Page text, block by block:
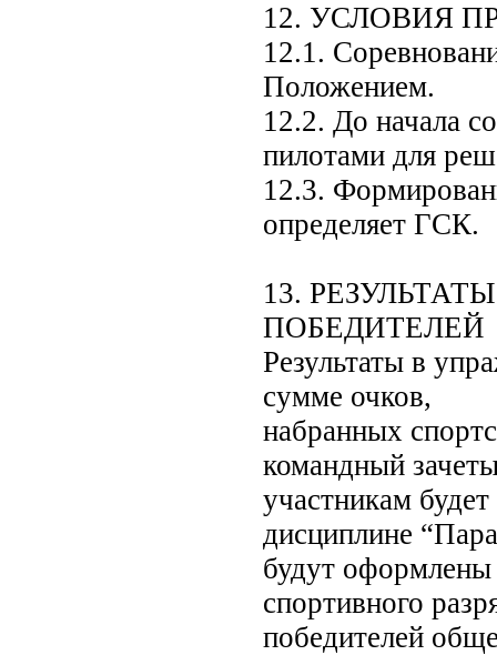
12. УСЛОВИЯ
12.1.
Положением.
12.2. До начала
пилотами для
12.3.
определяет ГСК.
13.
ПОБЕДИТЕЛЕЙ
Результаты в
сумме очков,
набранных
командный
участникам
дисциплине
будут оформлены
спортивного
победителей